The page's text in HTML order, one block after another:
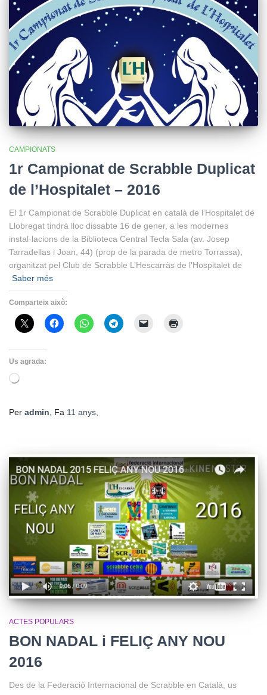
CAMPIONATS
1r Campionat de Scrabble Duplicat
de l’Hospitalet – 2016
El 1r Campionat de Scrabble Duplicat en català de l’Hospitalet de
Llobregat tindrà lloc dissabte 16 de gener, a les modernes
instal·lacions de la Biblioteca Central Tecla Sala (av. Josep
Tarradellas i Joan, 44) (prop de la parada de metro Torrassa),
organitzat pel Club de Scrabble L’Hescarràs de l’Hospitalet de
Saber més
Comparteix això:
Us agrada:
S'està
Per admin , Fa 11 anys
ACTES POPULARS
BON NADAL i FELIÇ ANY NOU
2016
Des de la Federació Internacional de Scrabble en Català, us